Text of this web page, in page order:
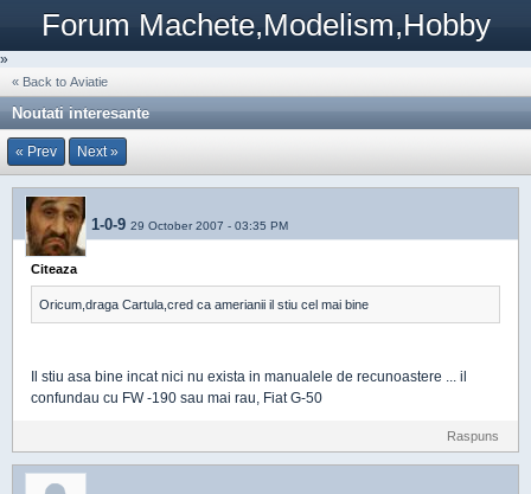
Forum Machete,Modelism,Hobby
»
« Back to Aviatie
Noutati interesante
« Prev Next »
1-0-9 29 October 2007 - 03:35 PM
Citeaza
Oricum,draga Cartula,cred ca amerianii il stiu cel mai bine
Il stiu asa bine incat nici nu exista in manualele de recunoastere ... il
confundau cu FW -190 sau mai rau, Fiat G-50
Raspuns